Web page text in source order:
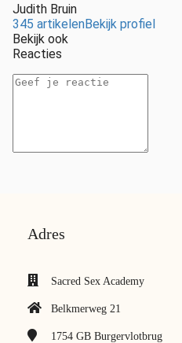
Judith Bruin
345 artikelenBekijk profiel
Bekijk ook
Reacties
Adres
Sacred Sex Academy
Belkmerweg 21
1754 GB Burgervlotbrug